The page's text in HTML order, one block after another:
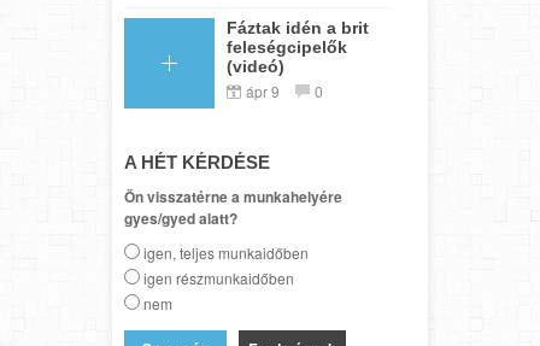
Fáztak idén a brit
feleségcipelők
(videó)
ápr 9 0
A HÉT KÉRDÉSE
Ön visszatérne a munkahelyére
gyes/gyed alatt?
igen, teljes munkaidőben
igen részmunkaidőben
nem